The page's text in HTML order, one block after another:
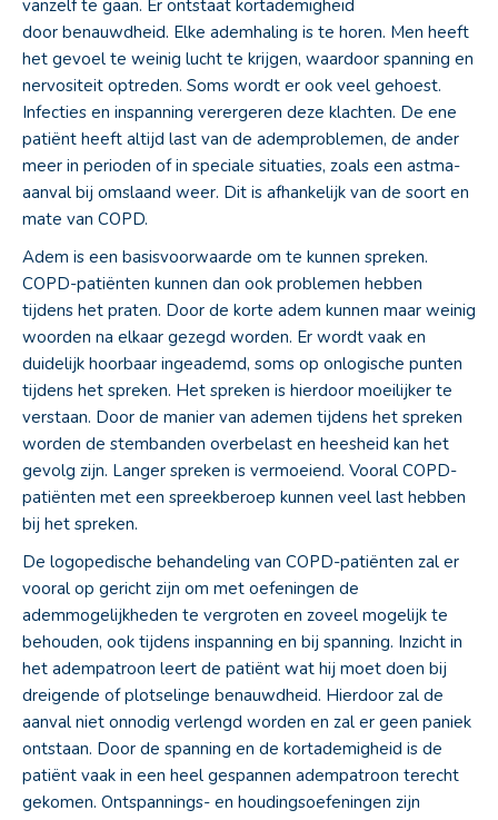
vanzelf te gaan. Er ontstaat kortademigheid
door benauwdheid. Elke ademhaling is te horen. Men heeft
het gevoel te weinig lucht te krijgen, waardoor spanning en
nervositeit optreden. Soms wordt er ook veel gehoest.
Infecties en inspanning verergeren deze klachten. De ene
patiënt heeft altijd last van de ademproblemen, de ander
meer in perioden of in speciale situaties, zoals een astma-
aanval bij omslaand weer. Dit is afhankelijk van de soort en
mate van COPD.
Adem is een basisvoorwaarde om te kunnen spreken.
COPD-patiënten kunnen dan ook problemen hebben
tijdens het praten. Door de korte adem kunnen maar weinig
woorden na elkaar gezegd worden. Er wordt vaak en
duidelijk hoorbaar ingeademd, soms op onlogische punten
tijdens het spreken. Het spreken is hierdoor moeilijker te
verstaan. Door de manier van ademen tijdens het spreken
worden de stembanden overbelast en heesheid kan het
gevolg zijn. Langer spreken is vermoeiend. Vooral COPD-
patiënten met een spreekberoep kunnen veel last hebben
bij het spreken.
De logopedische behandeling van COPD-patiënten zal er
vooral op gericht zijn om met oefeningen de
ademmogelijkheden te vergroten en zoveel mogelijk te
behouden, ook tijdens inspanning en bij spanning. Inzicht in
het adempatroon leert de patiënt wat hij moet doen bij
dreigende of plotselinge benauwdheid. Hierdoor zal de
aanval niet onnodig verlengd worden en zal er geen paniek
ontstaan. Door de spanning en de kortademigheid is de
patiënt vaak in een heel gespannen adempatroon terecht
gekomen. Ontspannings- en houdingsoefeningen zijn